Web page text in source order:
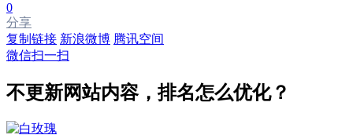
0
分享
复制链接 新浪微博 腾讯空间
微信扫一扫
不更新网站内容，排名怎么优化？